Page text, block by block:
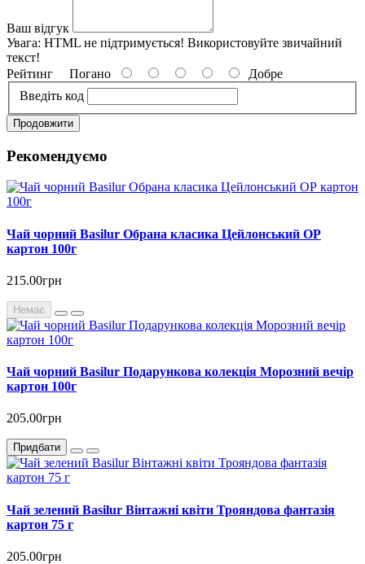
Ваш відгук
Увага: HTML не підтримується! Використовуйте звичайний
текст!
Рейтинг Погано
Добре
Введіть код
Продовжити
Рекомендуємо
Чай чорний Basilur Обрана класика Цейлонський ОР
картон 100г
215.00грн
Немає
Чай чорний Basilur Подарункова колекція Морозний вечір
картон 100г
205.00грн
Придбати
Чай зелений Basilur Вінтажні квіти Трояндова фантазія
картон 75 г
205.00грн